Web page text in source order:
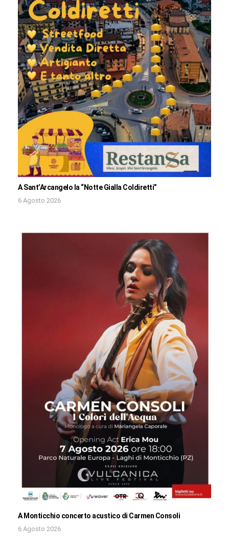
A Sant’Arcangelo la “Notte Gialla Coldiretti”
6 Agosto 2026
A Monticchio concerto acustico di Carmen Consoli
6 Agosto 2026